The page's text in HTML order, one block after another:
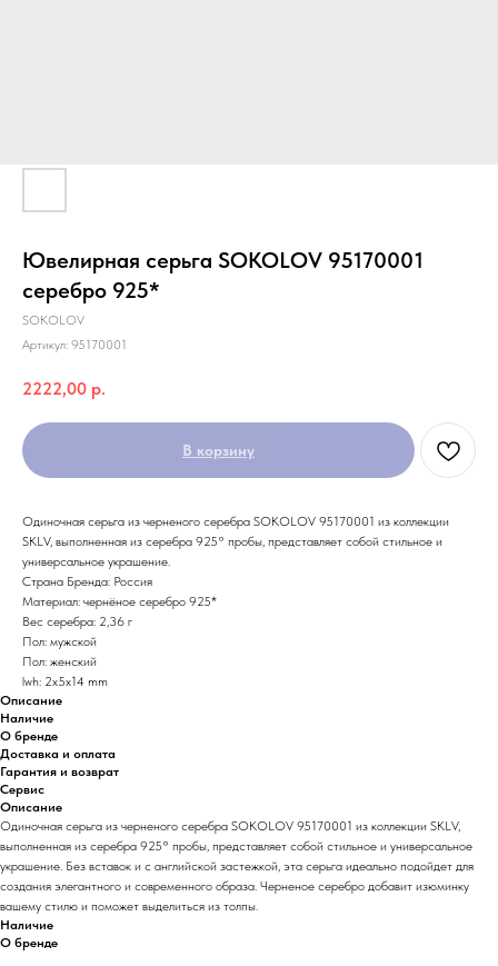
Ювелирная серьга SOKOLOV 95170001
серебро 925*
SOKOLOV
Артикул: 95170001
2222,00 р.
В корзину
Одиночная серьга из черненого серебра SOKOLOV 95170001 из коллекции
SKLV, выполненная из серебра 925° пробы, представляет собой стильное и
универсальное украшение.
Страна Бренда: Россия
Материал: чернёное серебро 925*
Вес серебра: 2,36 г
Пол: мужской
Пол: женский
lwh: 2x5x14 mm
Описание
Наличие
О бренде
Доставка и оплата
Гарантия и возврат
Сервис
Описание
Одиночная серьга из черненого серебра SOKOLOV 95170001 из коллекции SKLV,
выполненная из серебра 925° пробы, представляет собой стильное и универсальное
украшение. Без вставок и с английской застежкой, эта серьга идеально подойдет для
создания элегантного и современного образа. Черненое серебро добавит изюминку
вашему стилю и поможет выделиться из толпы.
Наличие
О бренде